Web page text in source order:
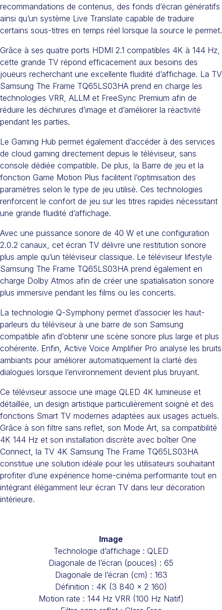
recommandations de contenus, des fonds d’écran génératifs
ainsi qu’un système Live Translate capable de traduire
certains sous-titres en temps réel lorsque la source le permet.
Grâce à ses quatre ports HDMI 2.1 compatibles 4K à 144 Hz,
cette grande TV répond efficacement aux besoins des
joueurs recherchant une excellente fluidité d’affichage. La TV
Samsung The Frame TQ65LS03HA prend en charge les
technologies VRR, ALLM et FreeSync Premium afin de
réduire les déchirures d’image et d’améliorer la réactivité
pendant les parties.
Le Gaming Hub permet également d’accéder à des services
de cloud gaming directement depuis le téléviseur, sans
console dédiée compatible. De plus, la Barre de jeu et la
fonction Game Motion Plus facilitent l’optimisation des
paramètres selon le type de jeu utilisé. Ces technologies
renforcent le confort de jeu sur les titres rapides nécessitant
une grande fluidité d’affichage.
Avec une puissance sonore de 40 W et une configuration
2.0.2 canaux, cet écran TV délivre une restitution sonore
plus ample qu’un téléviseur classique. Le téléviseur lifestyle
Samsung The Frame TQ65LS03HA prend également en
charge Dolby Atmos afin de créer une spatialisation sonore
plus immersive pendant les films ou les concerts.
La technologie Q-Symphony permet d’associer les haut-
parleurs du téléviseur à une barre de son Samsung
compatible afin d’obtenir une scène sonore plus large et plus
cohérente. Enfin, Active Voice Amplifier Pro analyse les bruits
ambiants pour améliorer automatiquement la clarté des
dialogues lorsque l’environnement devient plus bruyant.
Ce téléviseur associe une image QLED 4K lumineuse et
détaillée, un design artistique particulièrement soigné et des
fonctions Smart TV modernes adaptées aux usages actuels.
Grâce à son filtre sans reflet, son Mode Art, sa compatibilité
4K 144 Hz et son installation discrète avec boîtier One
Connect, la TV 4K Samsung The Frame TQ65LS03HA
constitue une solution idéale pour les utilisateurs souhaitant
profiter d’une expérience home-cinéma performante tout en
intégrant élégamment leur écran TV dans leur décoration
intérieure.
Image
Technologie d’affichage : QLED
Diagonale de l’écran (pouces) : 65
Diagonale de l’écran (cm) : 163
Définition : 4K (3 840 x 2 160)
Motion rate : 144 Hz VRR (100 Hz Natif)